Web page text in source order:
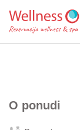
O ponudi